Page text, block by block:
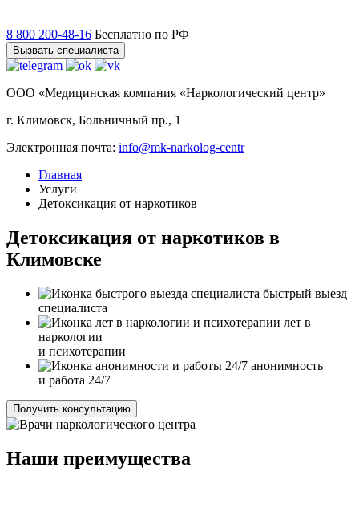
8 800 200-48-16 Бесплатно по РФ
Вызвать специалиста
ООО «Медицинская компания «Наркологический центр»
г. Климовск, Больничный пр., 1
Электронная почта: info@mk-narkolog-centr
Главная
Услуги
Детоксикация от наркотиков
Детоксикация от наркотиков в
Климовске
быстрый выезд
специалиста
лет в
наркологии
и психотерапии
анонимность
и работа 24/7
Получить консультацию
Наши преимущества